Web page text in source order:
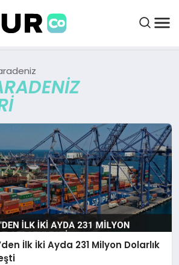
İlk İki Ayda 231 Milyon Dolarlık